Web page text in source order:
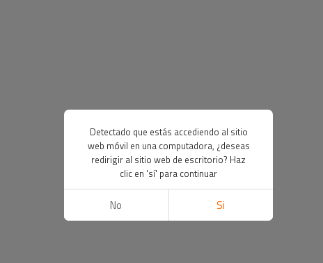
Detectado que estás accediendo al sitio
web móvil en una computadora, ¿deseas
redirigir al sitio web de escritorio? Haz
clic en 'sí' para continuar
No Si